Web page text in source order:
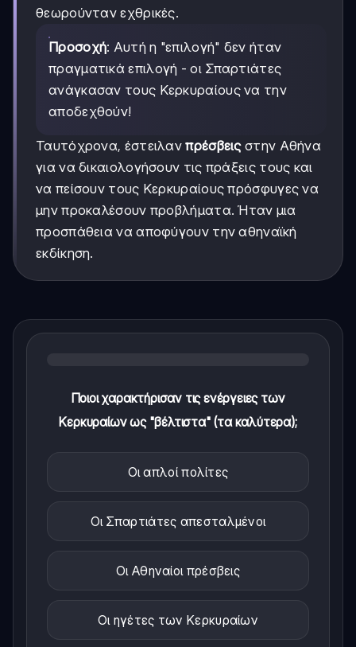
θεωρούνταν εχθρικές.
Προσοχή: Αυτή η "επιλογή" δεν ήταν
πραγματικά επιλογή - οι Σπαρτιάτες
ανάγκασαν τους Κερκυραίους να την
αποδεχθούν!
Ταυτόχρονα, έστειλανπρέσβειςστην Αθήνα
για να δικαιολογήσουν τις πράξεις τους και
να πείσουν τους Κερκυραίους πρόσφυγες να
μην προκαλέσουν προβλήματα. Ήταν μια
προσπάθεια να αποφύγουν την αθηναϊκή
εκδίκηση.
Ποιοι χαρακτήρισαν τις ενέργειες των
Κερκυραίων ως "βέλτιστα" (τα καλύτερα);
Οι απλοί πολίτες
Οι Σπαρτιάτες απεσταλμένοι
Οι Αθηναίοι πρέσβεις
Οι ηγέτες των Κερκυραίων